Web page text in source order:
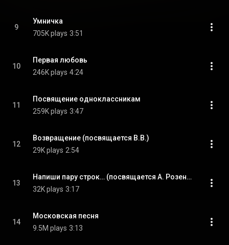
9
Умничка
705K plays 3:51
10
Первая любовь
246K plays 4:24
11
Посвящение одноклассникам
259K plays 3:47
12
Возвращение (посвящается В.В.)
29K plays 2:54
13
Напиши пару строк… (посвящается А. Розенбауму)
32K plays 3:17
14
Московская песня
9.5M plays 3:13